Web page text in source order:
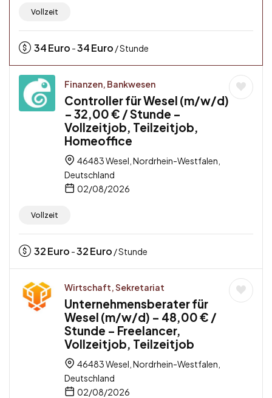
Vollzeit
34Euro -34Euro / Stunde
Finanzen, Bankwesen
Controller für Wesel (m/w/d)
– 32,00 € / Stunde –
Vollzeitjob, Teilzeitjob,
Homeoffice
46483 Wesel, Nordrhein-Westfalen,
Deutschland
02/08/2026
Vollzeit
32Euro -32Euro / Stunde
Wirtschaft, Sekretariat
Unternehmensberater für
Wesel (m/w/d) – 48,00 € /
Stunde – Freelancer,
Vollzeitjob, Teilzeitjob
46483 Wesel, Nordrhein-Westfalen,
Deutschland
02/08/2026